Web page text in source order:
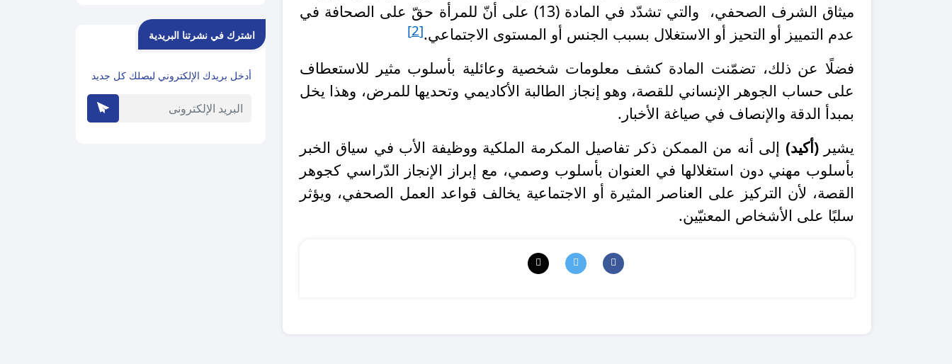
ميثاق الشرف الصحفي، والتي تشدّد في المادة (13) على أنّ للمرأة حقّ على الصحافة في
عدم التمييز أو التحيز أو الاستغلال بسبب الجنس أو المستوى الاجتماعي.
[2]
فضلًا عن ذلك، تضمّنت المادة كشف معلومات شخصية وعائلية بأسلوب مثير للاستعطاف
على حساب الجوهر الإنساني للقصة، وهو إنجاز الطالبة الأكاديمي وتحديها للمرض، وهذا يخل
بمبدأ الدقة والإنصاف في صياغة الأخبار .
يشير(أكيد) إلى أنه من الممكن ذكر تفاصيل المكرمة الملكية ووظيفة الأب في سياق الخبر
بأسلوب مهني دون استغلالها في العنوان بأسلوب وصمي، مع إبراز الإنجاز الدّراسي كجوهر
القصة، لأن التركيز على العناصر المثيرة أو الاجتماعية يخالف قواعد العمل الصحفي، ويؤثر
سلبًا على الأشخاص المعنيّين.
اشترك في نشرتنا البريدية
أدخل بريدك الإلكتروني ليصلك كل جديد